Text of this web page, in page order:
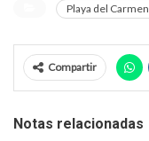
Playa del Carmen
Compartir
Notas relacionadas